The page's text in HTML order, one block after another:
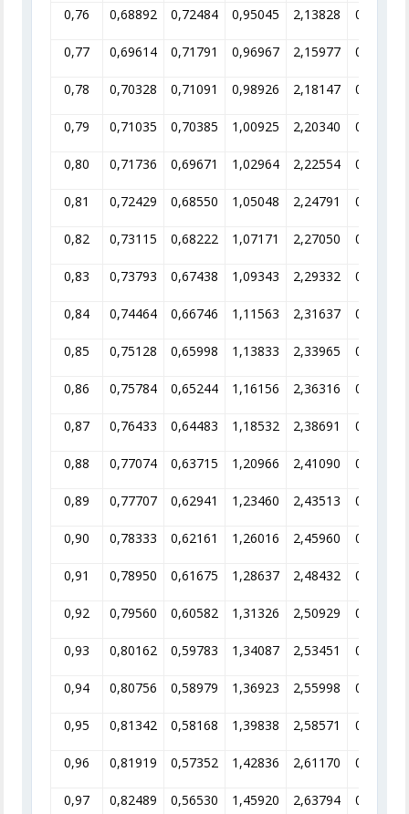
0,76 0,68892 0,72484 0,95045 2,13828 0,46767
0,77 0,69614 0,71791 0,96967 2,15977 0,46301
0,78 0,70328 0,71091 0,98926 2,18147 0,45841
0,79 0,71035 0,70385 1,00925 2,20340 0,45384
0,80 0,71736 0,69671 1,02964 2,22554 0,44933
0,81 0,72429 0,68550 1,05048 2,24791 0,44488
0,82 0,73115 0,68222 1,07171 2,27050 0,44043
0,83 0,73793 0,67438 1,09343 2,29332 0,43605
0,84 0,74464 0,66746 1,11563 2,31637 0,43171
0,85 0,75128 0,65998 1,13833 2,33965 0,42741
0,86 0,75784 0,65244 1,16156 2,36316 0,42316
0,87 0,76433 0,64483 1,18532 2,38691 0,41895
0,88 0,77074 0,63715 1,20966 2,41090 0,41478
0,89 0,77707 0,62941 1,23460 2,43513 0,41066
0,90 0,78333 0,62161 1,26016 2,45960 0,40657
0,91 0,78950 0,61675 1,28637 2,48432 0,40252
0,92 0,79560 0,60582 1,31326 2,50929 0,39852
0,93 0,80162 0,59783 1,34087 2,53451 0,39455
0,94 0,80756 0,58979 1,36923 2,55998 0,39063
0,95 0,81342 0,58168 1,39838 2,58571 0,38674
0,96 0,81919 0,57352 1,42836 2,61170 0,38289
0,97 0,82489 0,56530 1,45920 2,63794 0,37908